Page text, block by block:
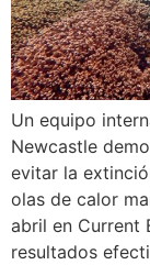
Un equipo
Newcastle
evitar la
olas de calor
abril en Current
resultados